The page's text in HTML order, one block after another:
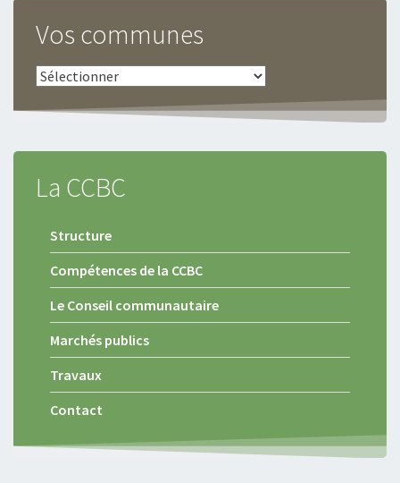
Vos communes
La CCBC
Structure
Compétences de la CCBC
Le Conseil communautaire
Marchés publics
Travaux
Contact